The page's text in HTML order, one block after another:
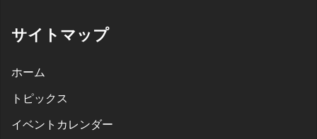
サイトマップ
ホーム
トピックス
イベントカレンダー